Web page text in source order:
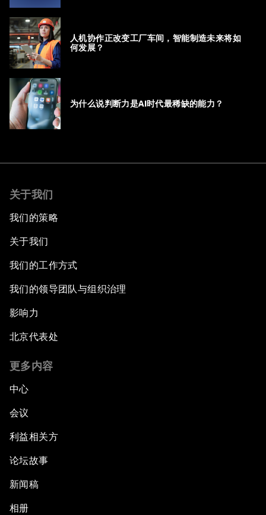
人机协作正改变工厂车间，智能制造未来将如
何发展？
为什么说判断力是AI时代最稀缺的能力？
关于我们
我们的策略
关于我们
我们的工作方式
我们的领导团队与组织治理
影响力
北京代表处
更多内容
中心
会议
利益相关方
论坛故事
新闻稿
相册